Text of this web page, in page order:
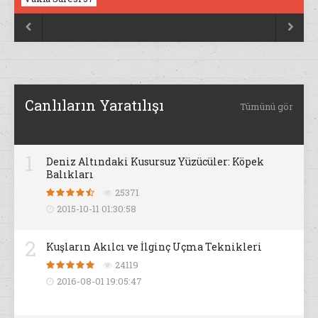
 
Canlıların Yaratılışı Tümünü gör
Deniz Altındaki Kusursuz Yüzücüler: Köpek
Balıkları
25371
2015-10-11 01:30:58
2 Kuşların Akılcı ve İlginç Uçma Teknikleri
24119
2016-08-01 19:05:47